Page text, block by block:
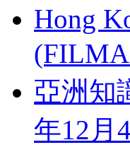
Hong
亞洲知
年12月